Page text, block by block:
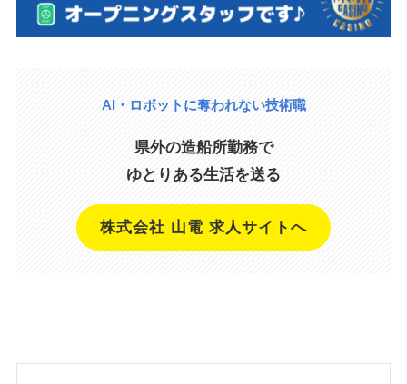
AI・ロボットに奪われない技術職
県外の造船所勤務で
ゆとりある生活を送る
株式会社 山電 求人サイトへ